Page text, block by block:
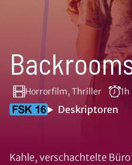
Horrorfilm, Thriller 1h
Deskriptoren
Kahle, verschachtelte